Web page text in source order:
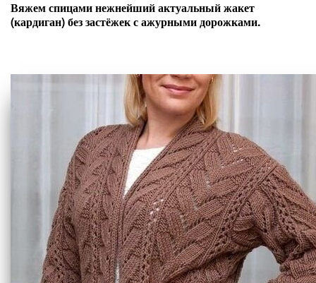
Вяжем спицами нежнейший актуальный жакет
(кардиган) без застёжек с ажурными дорожками.